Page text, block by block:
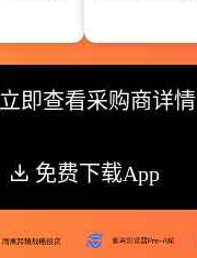
立即查看采购商详情
免费下载App